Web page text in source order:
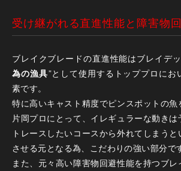
受け継がれる直進性能と障害物
ブレイクブレードの直進性能はブレイデ
為の漁具”として使用するトッププロにお
素です。
特に高いキャスト精度でピンスポットの魚
片岡プロにとって、イレギュラーな動き
トレースしたいコースから外れてしまう
させる元となる為、こだわりの強い部分で
また、元々高い障害物回避性能を持つブ